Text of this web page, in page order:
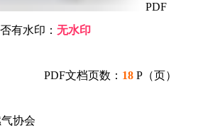
PDF
水印：无水印
PDF文档页数： 18 P（页）
协会